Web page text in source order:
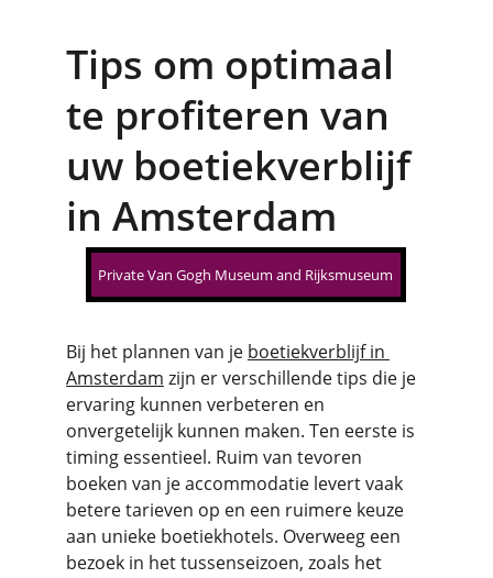
Tips om optimaal
te profiteren van
uw boetiekverblijf
in Amsterdam
Bij het plannen van je boetiekverblijf in
Amsterdam zijn er verschillende tips die je
ervaring kunnen verbeteren en
onvergetelijk kunnen maken. Ten eerste is
timing essentieel. Ruim van tevoren
boeken van je accommodatie levert vaak
betere tarieven op en een ruimere keuze
aan unieke boetiekhotels. Overweeg een
bezoek in het tussenseizoen, zoals het
Private Van Gogh Museum and Rijksmuseum